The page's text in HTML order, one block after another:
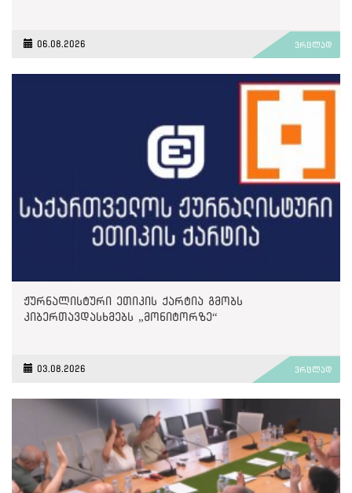
06.08.2026 ვრცლად
ჟურნალისტური ეთიკის ქარტია გმობს
კიბერთავდასხმებს „მონიტორზე“
03.08.2026 ვრცლად